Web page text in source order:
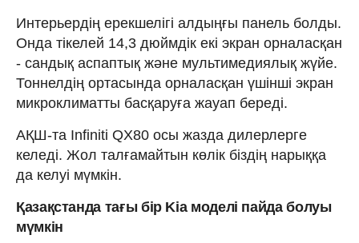
Интерьердің ерекшелігі алдыңғы панель болды.
Онда тікелей 14,3 дюймдік екі экран орналасқан
- сандық аспаптық және мультимедиялық жүйе.
Тоннелдің ортасында орналасқан үшінші экран
микроклиматты басқаруға жауап береді.
АҚШ-та Infiniti QX80 осы жазда дилерлерге
келеді. Жол талғамайтын көлік біздің нарыққа
да келуі мүмкін.
Қазақстанда тағы бір Kia моделі пайда болуы
мүмкін